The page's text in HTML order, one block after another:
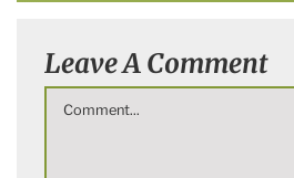
Leave A Comment